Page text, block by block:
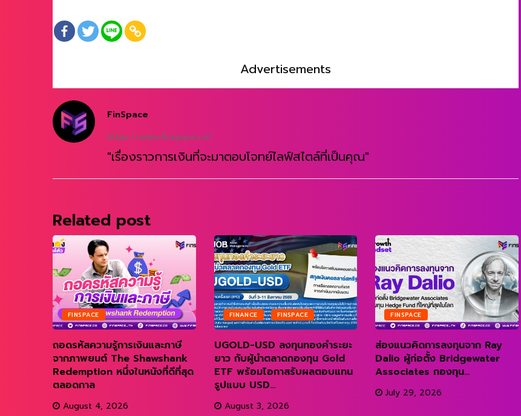
Advertisements
FinSpace
https://www.finspace.co/
"เรื่องราวการเงินที่จะมาตอบโจทย์ไลฟ์สไตล์ที่เป็นคุณ"
Related post
FINSPACE
ถอดรหัสความรู้การเงินและภาษี
จากภาพยนต์ The Shawshank
Redemption หนึ่งในหนังที่ดีที่สุด
ตลอดกาล
August 4, 2026
FINANCE FINSPACE
UGOLD-USD ลงทุนทองคำระยะ
ยาว กับผู้นำตลาดกองทุน Gold
ETF พร้อมโอกาสรับผลตอบแทน
รูปแบบ USD...
August 3, 2026
FINSPACE
ส่องแนวคิดการลงทุนจาก Ray
Dalio ผู้ก่อตั้ง Bridgewater
Associates กองทุน...
July 29, 2026